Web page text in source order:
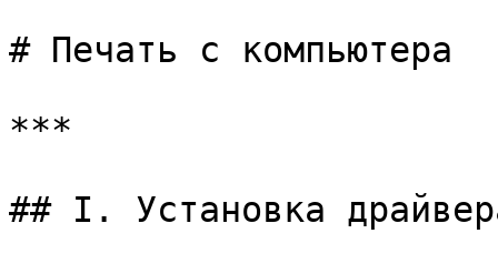
# Печать с компьютера
***
## I. Установка